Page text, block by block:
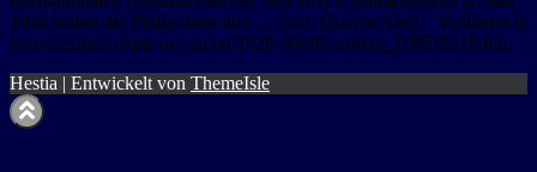
1946 hätten die Philippinen ihre … from Google Alert – Völkerrecht
http://german.china.org.cn/txt/2026-08/08/content_118639216.htm
Hestia | Entwickelt von ThemeIsle